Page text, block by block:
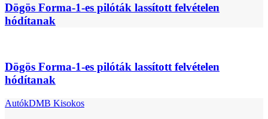
Dögös Forma-1-es pilóták lassított felvételen
hódítanak
Dögös Forma-1-es pilóták lassított felvételen
hódítanak
AutókDMB Kisokos